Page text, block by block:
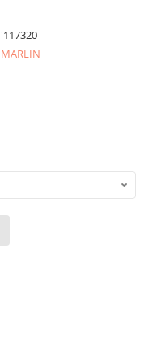
'117320
MARLIN